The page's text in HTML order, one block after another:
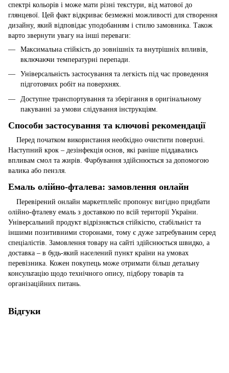
спектрі кольорів і може мати різні текстури, від матової до
глянцевої. Цей факт відкриває безмежні можливості для створення
дизайну, який відповідає уподобанням і стилю замовника. Також
варто звернути увагу на інші переваги:
Максимальна стійкість до зовнішніх та внутрішніх впливів,
включаючи температурні перепади.
Універсальність застосування та легкість під час проведення
підготовчих робіт на поверхнях.
Доступне транспортування та зберігання в оригінальному
пакуванні за умови слідування інструкціям.
Способи застосування та ключові рекомендації
Перед початком використання необхідно очистити поверхні.
Наступний крок – дезінфекція основ, які раніше піддавались
впливам смол та жирів. Фарбування здійснюється за допомогою
валика або пензля.
Емаль олійно-фталева: замовлення онлайн
Перевірений онлайн маркетплейс пропонує вигідно придбати
олійно-фталеву емаль з доставкою по всій території України.
Універсальний продукт відрізняється стійкістю, стабільніст та
іншими позитивними сторонами, тому є дуже затребуваним серед
спеціалістів. Замовлення товару на сайті здійснюється швидко, а
доставка – в будь-який населений пункт країни на умовах
перевізника. Кожен покупець може отримати більш детальну
консультацію щодо технічного опису, підбору товарів та
організаційних питань.
Відгуки